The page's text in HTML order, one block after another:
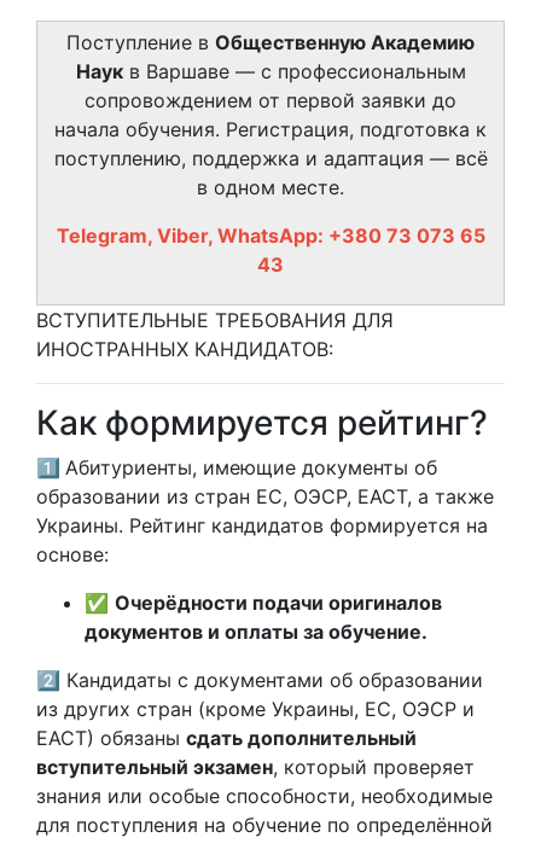
Поступление в Общественную Академию
Наукв Варшаве — с профессиональным
сопровождением от первой заявки до
начала обучения. Регистрация, подготовка к
поступлению, поддержка и адаптация — всё
в одном месте.
Telegram, Viber, WhatsApp: +380 73 073 65
43
ВСТУПИТЕЛЬНЫЕ ТРЕБОВАНИЯ ДЛЯ
ИНОСТРАННЫХ КАНДИДАТОВ:
Как формируется рейтинг?
1️⃣ Абитуриенты, имеющие документы об
образовании из стран ЕС, ОЭСР, ЕАСТ, а также
Украины. Рейтинг кандидатов формируется на
основе:
✅ Очерёдности подачи оригиналов
документов и оплаты за обучение.
2️⃣ Кандидаты с документами об образовании
из других стран (кроме Украины, ЕС, ОЭСР и
ЕАСТ) обязаны сдать дополнительный
вступительный экзамен, который проверяет
знания или особые способности, необходимые
для поступления на обучение по определённой